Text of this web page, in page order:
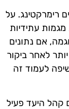
רימרקטינג. על
מגמות עתידיות
אם נתונים
לאחר ביקור
לעמוד זה
קהל היעד פעיל